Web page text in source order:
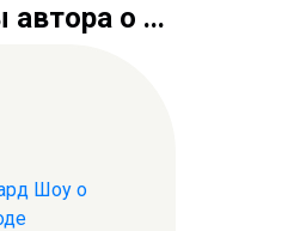
автора о ...
Шоу о